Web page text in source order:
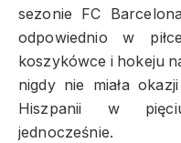
sezonie FC
odpowiednio w
koszykówce i hokeju
nigdy nie miała
Hiszpanii w
jednocześnie.